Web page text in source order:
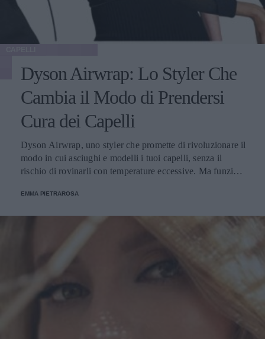
Dyson Airwrap: Lo Styler Che
Cambia il Modo di Prendersi
Cura dei Capelli
Dyson Airwrap, uno styler che promette di rivoluzionare il
modo in cui asciughi e modelli i tuoi capelli, senza il
rischio di rovinarli con temperature eccessive. Ma funziona
EMMA PIETRAROSA